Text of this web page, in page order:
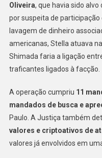
Oliveira, que havia sido alvo
por suspeita de
lavagem de dinheiro
americanas, Stella atuava
Shimada faria a ligação
traficantes ligados à facção.
A operação cumpriu 11
mandados de busca e
Paulo. A Justiça também
valores e criptoativos de
valores já envolvidos em